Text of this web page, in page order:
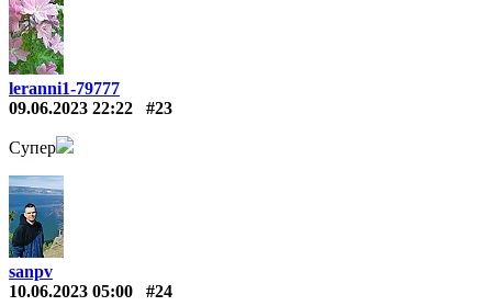
leranni1-79777
09.06.2023 22:22
#23
Супер
sanpv
10.06.2023 05:00
#24